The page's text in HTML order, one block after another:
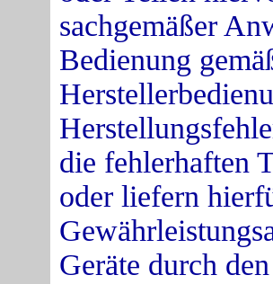
sachgemäßer
Bedienung
die fehlerhaften
oder liefern
Geräte durch